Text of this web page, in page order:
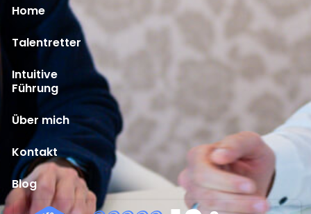
Home
Talentretter
Intuitive
Führung
Über mich
Kontakt
Blog